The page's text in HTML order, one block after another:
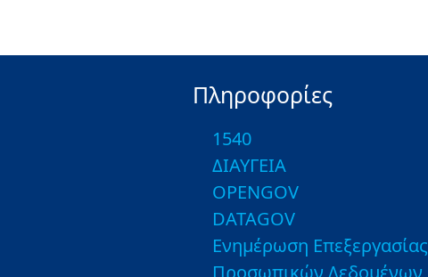
Πληροφορίες
1540
ΔΙΑΥΓΕΙΑ
OPENGOV
DATAGOV
Ενημέρωση Επεξεργασίας
Προσωπικών Δεδομένων